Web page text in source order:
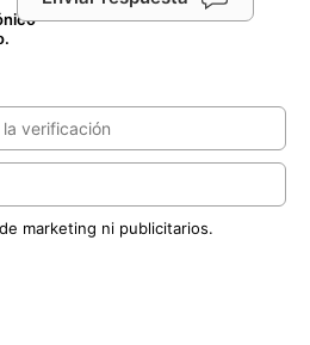
marketing ni publicitarios.